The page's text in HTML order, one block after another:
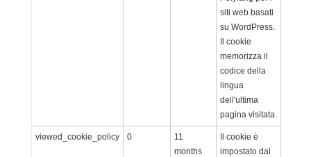
siti web basati
su WordPress.
Il cookie
memorizza il
codice della
lingua
dell'ultima
pagina visitata.
viewed_cookie_policy 0
11
months
Il cookie è
impostato dal